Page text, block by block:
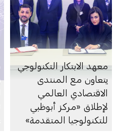
معهد الابتكار التكنولوجي
يتعاون مع المنتدى
الاقتصادي العالمي
لإطلاق «مركز أبوظبي
للتكنولوجيا المتقدمة»